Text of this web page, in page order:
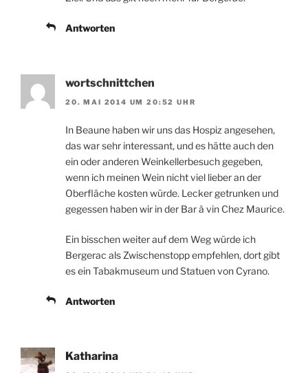
Antworten
wortschnittchen
20. MAI 2014 UM 20:52 UHR
In Beaune haben wir uns das Hospiz angesehen,
das war sehr interessant, und es hätte auch den
ein oder anderen Weinkellerbesuch gegeben,
wenn ich meinen Wein nicht viel lieber an der
Oberfläche kosten würde. Lecker getrunken und
gegessen haben wir in der Bar à vin Chez Maurice.
Ein bisschen weiter auf dem Weg würde ich
Bergerac als Zwischenstopp empfehlen, dort gibt
es ein Tabakmuseum und Statuen von Cyrano.
Antworten
Katharina